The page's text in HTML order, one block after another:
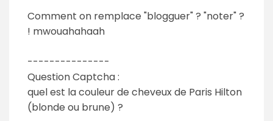
Comment on remplace "blogguer" ? "noter" ?
! mwouahahaah
---------------
Question Captcha :
quel est la couleur de cheveux de Paris Hilton
(blonde ou brune) ?